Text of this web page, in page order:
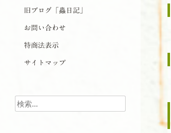
旧ブログ「蟲日記」
お問い合わせ
特商法表示
サイトマップ
検索